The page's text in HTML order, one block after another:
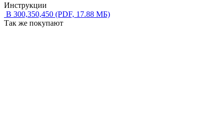
Инструкции
В 300,350,450 (PDF, 17.88 МБ)
Так же покупают